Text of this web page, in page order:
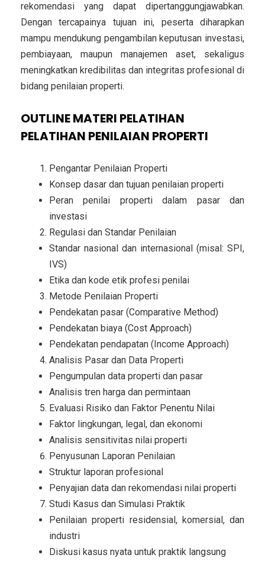
rekomendasi yang dapat dipertanggungjawabkan.
Dengan tercapainya tujuan ini, peserta diharapkan
mampu mendukung pengambilan keputusan investasi,
pembiayaan, maupun manajemen aset, sekaligus
meningkatkan kredibilitas dan integritas profesional di
bidang penilaian properti.
OUTLINE MATERI PELATIHAN
PELATIHAN PENILAIAN PROPERTI
Pengantar Penilaian Properti
Konsep dasar dan tujuan penilaian properti
Peran penilai properti dalam pasar dan
investasi
Regulasi dan Standar Penilaian
Standar nasional dan internasional (misal: SPI,
IVS)
Etika dan kode etik profesi penilai
Metode Penilaian Properti
Pendekatan pasar (Comparative Method)
Pendekatan biaya (Cost Approach)
Pendekatan pendapatan (Income Approach)
Analisis Pasar dan Data Properti
Pengumpulan data properti dan pasar
Analisis tren harga dan permintaan
Evaluasi Risiko dan Faktor Penentu Nilai
Faktor lingkungan, legal, dan ekonomi
Analisis sensitivitas nilai properti
Penyusunan Laporan Penilaian
Struktur laporan profesional
Penyajian data dan rekomendasi nilai properti
Studi Kasus dan Simulasi Praktik
Penilaian properti residensial, komersial, dan
industri
Diskusi kasus nyata untuk praktik langsung